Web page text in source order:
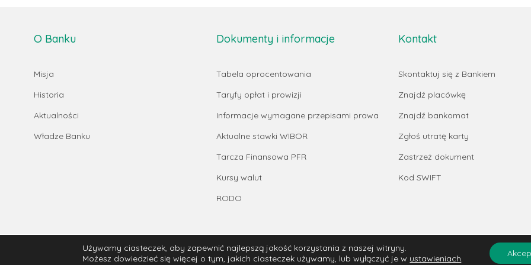
O Banku
Misja
Historia
Aktualności
Władze Banku
Dokumenty i informacje
Tabela oprocentowania
Taryfy opłat i prowizji
Informacje wymagane przepisami prawa
Aktualne stawki WIBOR
Tarcza Finansowa PFR
Kursy walut
RODO
Kontakt
Skontaktuj się z Bankiem
Znajdź placówkę
Znajdź bankomat
Zgłoś utratę karty
Zastrzeż dokument
Kod SWIFT
© 2025 Bank Spółdzielczy w Rabie Wyżnej
Używamy ciasteczek, aby zapewnić najlepszą jakość korzystania z naszej witryny.
Możesz dowiedzieć się więcej o tym, jakich ciasteczek używamy, lub wyłączyć je w ustawieniach.